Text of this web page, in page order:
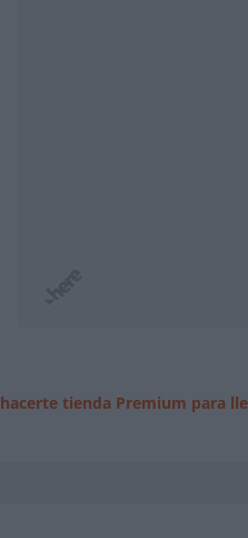
hacerte tienda Premium para